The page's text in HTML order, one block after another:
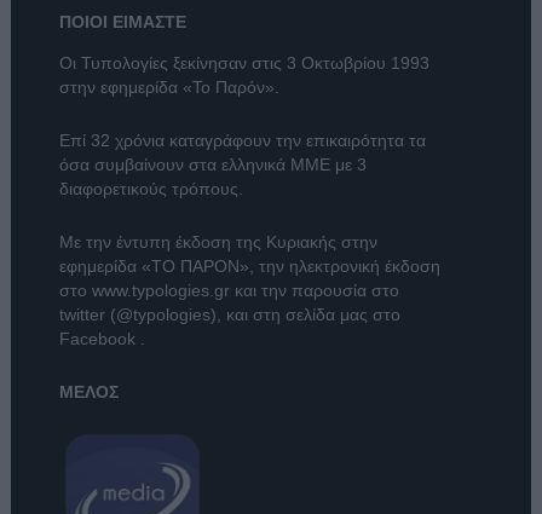
ΠΟΙΟΙ ΕΙΜΑΣΤΕ
Οι Τυπολογίες ξεκίνησαν στις 3 Οκτωβρίου 1993
στην εφημερίδα «Το Παρόν».
Επί 32 χρόνια καταγράφουν την επικαιρότητα τα
όσα συμβαίνουν στα ελληνικά ΜΜΕ με 3
διαφορετικούς τρόπους.
Με την έντυπη έκδοση της Κυριακής στην
εφημερίδα «ΤΟ ΠΑΡΟΝ», την ηλεκτρονική έκδοση
στο www.typologies.grκαι την παρουσία στο
twitter (@typologies), και στη σελίδα μας στο
Facebook .
ΜΕΛΟΣ